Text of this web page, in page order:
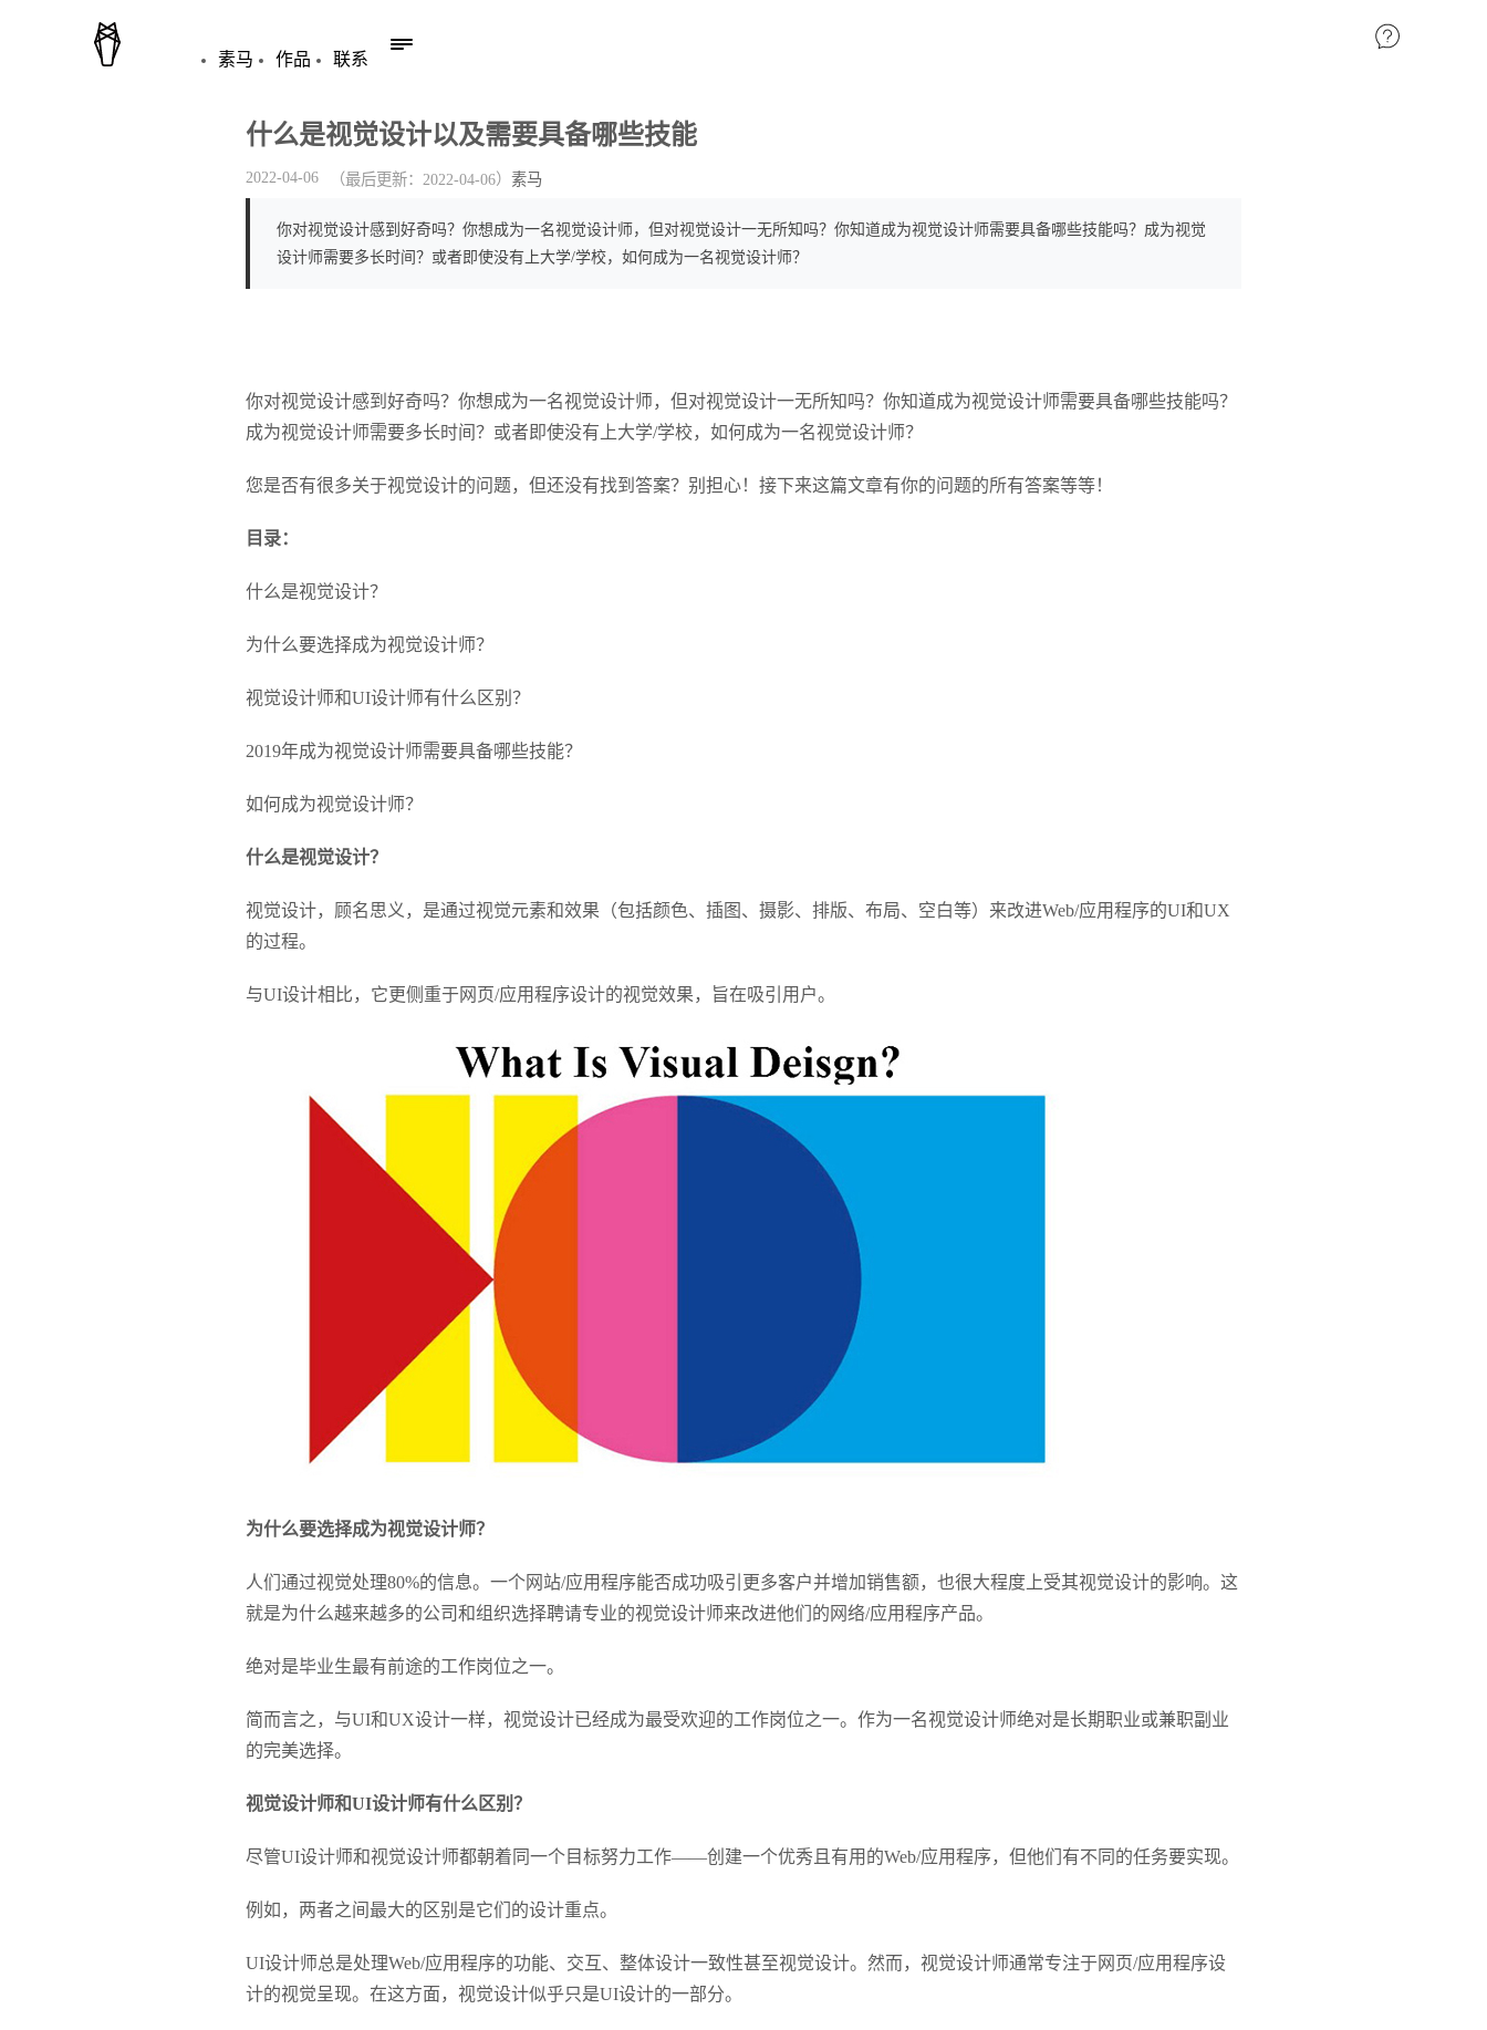
素马 作品 联系
什么是视觉设计以及需要具备哪些技能
2022-04-06 （最后更新： 2022-04-06） 素马
你对视觉设计感到好奇吗？你想成为一名视觉设计师，但对视觉设计一无所知吗？你知道成为视觉设计师需要具备哪些技能吗？成为视觉
设计师需要多长时间？或者即使没有上大学/学校，如何成为一名视觉设计师？
你对视觉设计感到好奇吗？你想成为一名视觉设计师，但对视觉设计一无所知吗？你知道成为视觉设计师需要具备哪些技能吗？
成为视觉设计师需要多长时间？或者即使没有上大学/学校，如何成为一名视觉设计师？
您是否有很多关于视觉设计的问题，但还没有找到答案？别担心！接下来这篇文章有你的问题的所有答案等等！
目录：
什么是视觉设计？
为什么要选择成为视觉设计师？
视觉设计师和UI设计师有什么区别？
2019年成为视觉设计师需要具备哪些技能？
如何成为视觉设计师？
什么是视觉设计？
视觉设计，顾名思义，是通过视觉元素和效果（包括颜色、插图、摄影、排版、布局、空白等）来改进Web/应用程序的UI和UX
的过程。
与UI设计相比，它更侧重于网页/应用程序设计的视觉效果，旨在吸引用户。
为什么要选择成为视觉设计师？
人们通过视觉处理80%的信息。一个网站/应用程序能否成功吸引更多客户并增加销售额，也很大程度上受其视觉设计的影响。这
就是为什么越来越多的公司和组织选择聘请专业的视觉设计师来改进他们的网络/应用程序产品。
绝对是毕业生最有前途的工作岗位之一。
简而言之，与UI和UX设计一样，视觉设计已经成为最受欢迎的工作岗位之一。作为一名视觉设计师绝对是长期职业或兼职副业
的完美选择。
视觉设计师和UI设计师有什么区别？
尽管UI设计师和视觉设计师都朝着同一个目标努力工作——创建一个优秀且有用的Web/应用程序，但他们有不同的任务要实现。
例如，两者之间最大的区别是它们的设计重点。
UI设计师总是处理Web/应用程序的功能、交互、整体设计一致性甚至视觉设计。然而，视觉设计师通常专注于网页/应用程序设
计的视觉呈现。在这方面，视觉设计似乎只是UI设计的一部分。